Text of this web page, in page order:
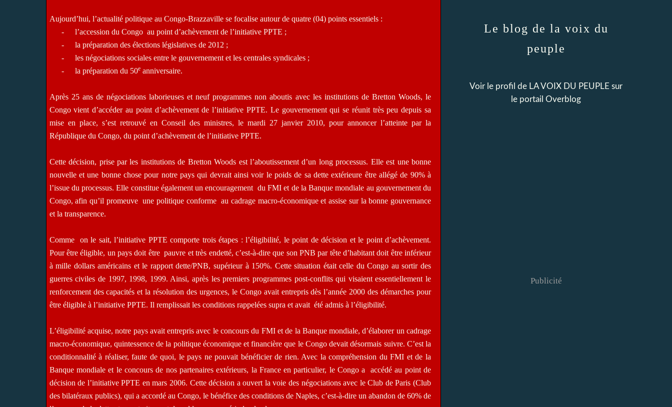
Aujourd’hui, l’actualité politique au Congo-Brazzaville se focalise autour de quatre (04) points essentiels :
-
l’accession du Congo au point d’achèvement de l’initiative PPTE ;
-
la préparation des élections législatives de 2012 ;
-
les négociations sociales entre le gouvernement et les centrales syndicales ;
-
la préparation du 50eanniversaire.
Après 25 ans de négociations laborieuses et neuf programmes non aboutis avec les institutions de Bretton Woods, le
Congo vient d’accéder au point d’achèvement de l’initiative PPTE. Le gouvernement qui se réunit très peu depuis sa
mise en place, s’est retrouvé en Conseil des ministres, le mardi 27 janvier 2010, pour annoncer l’atteinte par la
République du Congo, du point d’achèvement de l’initiative PPTE.
Cette décision, prise par les institutions de Bretton Woods est l’aboutissement d’un long processus. Elle est une bonne
nouvelle et une bonne chose pour notre pays qui devrait ainsi voir le poids de sa dette extérieure être allégé de 90% à
l’issue du processus. Elle constitue également un encouragement du FMI et de la Banque mondiale au gouvernement du
Congo, afin qu’il promeuve une politique conforme au cadrage macro-économique et assise sur la bonne gouvernance
et la transparence.
Comme
on le sait, l’initiative PPTE comporte trois étapes : l’éligibilité, le point de décision et le point d’achèvement.
Pour être éligible, un pays doit être pauvre et très endetté, c’est-à-dire que son PNB par tête d’habitant doit être inférieur
à mille dollars américains et le rapport dette/PNB, supérieur à 150%. Cette situation était celle du Congo au sortir des
guerres civiles de 1997, 1998, 1999. Ainsi, après les premiers programmes post-conflits qui visaient essentiellement le
renforcement des capacités et la résolution des urgences, le Congo avait entrepris dès l’année 2000 des démarches pour
être éligible à l’initiative PPTE. Il remplissait les conditions rappelées supra et avait été admis à l’éligibilité.
L’éligibilité acquise, notre pays avait entrepris avec le concours du FMI et de la Banque mondiale, d’élaborer un cadrage
macro-économique, quintessence de la politique économique et financière que le Congo devait désormais suivre. C’est la
conditionnalité à réaliser, faute de quoi, le pays ne pouvait bénéficier de rien. Avec la compréhension du FMI et de la
Banque mondiale et le concours de nos partenaires extérieurs, la France en particulier, le Congo a
accédé au point de
décision de l’initiative PPTE en mars 2006. Cette décision a ouvert la voie des négociations avec le Club de Paris (Club
des bilatéraux publics), qui a accordé au Congo, le bénéfice des conditions de Naples, c’est-à-dire un abandon de 60% de
Le blog de la voix du
peuple
Voir le profil de LA VOIX DU PEUPLE sur
le portail Overblog
Publicité